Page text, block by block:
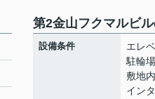
第2金山フクマルビ
設備条件
エレ
駐輪場
敷地
イン